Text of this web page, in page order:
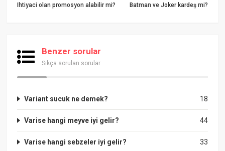
Ihtiyaci olan promosyon alabilir mi? Batman ve Joker kardeş mi?
Benzer sorular
Sıkça sorulan sorular
18
Variant sucuk ne demek?
44
Varise hangi meyve iyi gelir?
33
Varise hangi sebzeler iyi gelir?